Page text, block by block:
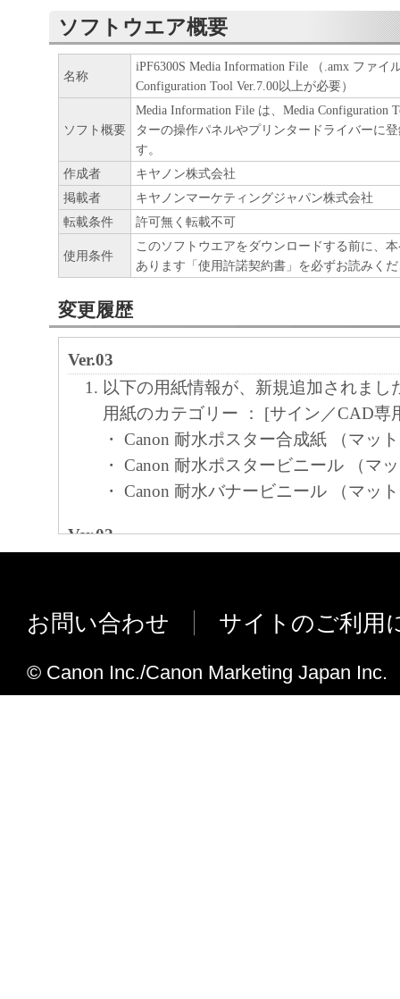
ストールされず、直ちに「本ソフトウエア
さい。
１．使用許諾
(1) お客様は、「本ソフトウエア」を、キ
ェットプリンタ（以下「プリンタ」と言い
たはネットワークを通じ接続される複数の
それぞれにおいて使用（「使用」とは、「
ア」をコンピュータの記憶媒体上にインス
と、またはコンピュータにおいて表示する
も含むものとします）することができます
様のイントラネット内のユーザ（以下「指
います）に、本契約の条件の下で、「許諾
を使用させることができます。その場合、
かる「指定ユーザ」を本契約の条件に従わ
き、すべての責任を負っていただくものと
(3) お客様は、「本ソフトウエア」の全部
正、改変、リバース・エンジニアリング、
たは逆アセンブル等することはできません
このような行為をさせてはなりません。
ソフトウエア概要
名称
iPF6300S Media Information File （.amx ファイ
Configuration Tool Ver.7.00以上が必要）
ソフト概要
Media Information File は、Media Configuration
ターの操作パネルやプリンタードライバーに
す。
作成者
キヤノン株式会社
掲載者
キヤノンマーケティングジャパン株式会社
転載条件
許可無く転載不可
使用条件
このソフトウエアをダウンロードする前に、
あります「使用許諾契約書」を必ずお読みく
変更履歴
Ver.03
以下の用紙情報が、新規追加されまし
用紙のカテゴリー ： [サイン／CAD専
・ Canon 耐水ポスター合成紙 （マッ
・ Canon 耐水ポスタービニール （マ
・ Canon 耐水バナービニール （マッ
Ver.02
Ver.01
Media Configuration Tool の［カスタム
お問い合わせ サイトのご利用
© Canon Inc./Canon Marketing Japan Inc.